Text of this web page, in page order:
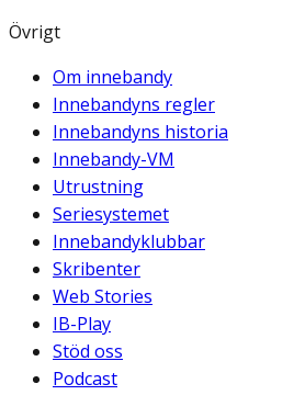
Övrigt
Om innebandy
Innebandyns regler
Innebandyns historia
Innebandy-VM
Utrustning
Seriesystemet
Innebandyklubbar
Skribenter
Web Stories
IB-Play
Stöd oss
Podcast